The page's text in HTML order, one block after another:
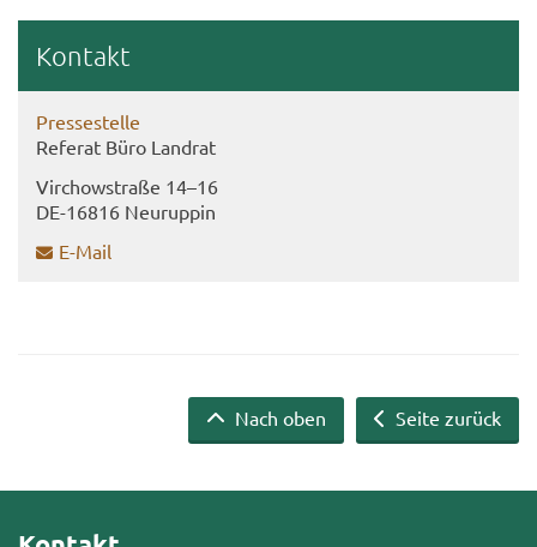
Kon­takt
Pres­se­stel­le
Re­fe­rat Büro Land­rat
Virch­ow­stra­ße 14–16
DE-​16816 Neu­rup­pin
E-​Mail
Seite zurück
Nach oben